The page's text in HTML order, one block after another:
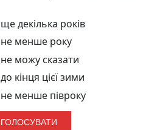
ще декілька років
не менше року
не можу сказати
до кінця цієї зими
не менше півроку